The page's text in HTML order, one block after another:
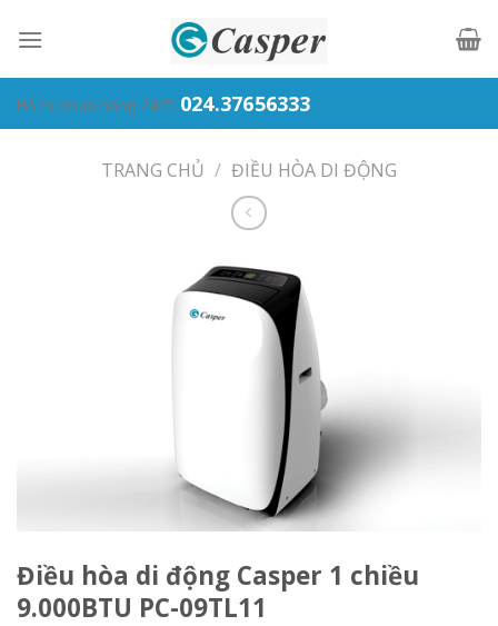
Hỗ trợ mua hàng 24/7: 024.37656333
TRANG CHỦ / ĐIỀU HÒA DI ĐỘNG
Điều hòa di động Casper 1 chiều
9.000BTU PC-09TL11